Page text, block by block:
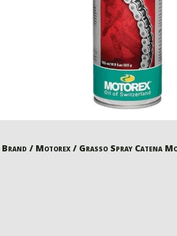
Brand / Motorex / Grasso Spray Catena